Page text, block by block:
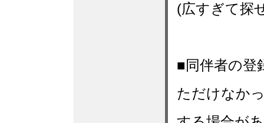
(広すぎて探
■同伴者の登
ただけなか